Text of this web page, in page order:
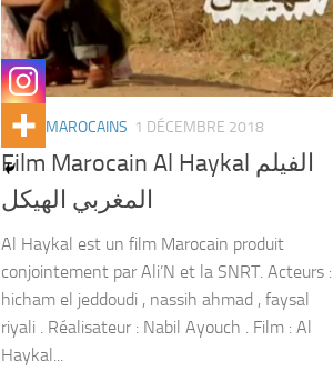
FILMS MAROCAINS 1 DÉCEMBRE 2018
Film Marocain Al Haykal الفيلم
المغربي الهيكل
Al Haykal est un film Marocain produit
conjointement par Ali’N et la SNRT. Acteurs :
hicham el jeddoudi , nassih ahmad , faysal
riyali . Réalisateur : Nabil Ayouch . Film : Al
Haykal...